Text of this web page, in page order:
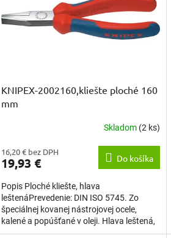
KNIPEX-2002160,kliešte ploché 160
mm
Skladom (2 ks)
16,20 € bez DPH
19,93 € Do košíka
Popis Ploché kliešte, hlava
leštenáPrevedenie: DIN ISO 5745. Zo
špeciálnej kovanej nástrojovej ocele,
kalené a popúšťané v oleji. Hlava leštená,
s krátkymi, plochými čeľusťami,...